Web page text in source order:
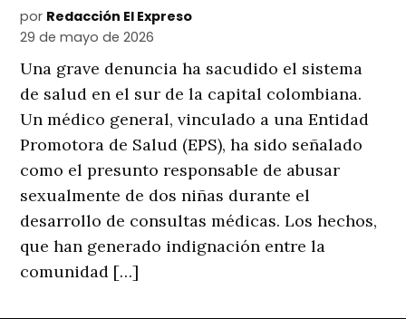
por Redacción El Expreso
29 de mayo de 2026
Una grave denuncia ha sacudido el sistema
de salud en el sur de la capital colombiana.
Un médico general, vinculado a una Entidad
Promotora de Salud (EPS), ha sido señalado
como el presunto responsable de abusar
sexualmente de dos niñas durante el
desarrollo de consultas médicas. Los hechos,
que han generado indignación entre la
comunidad […]